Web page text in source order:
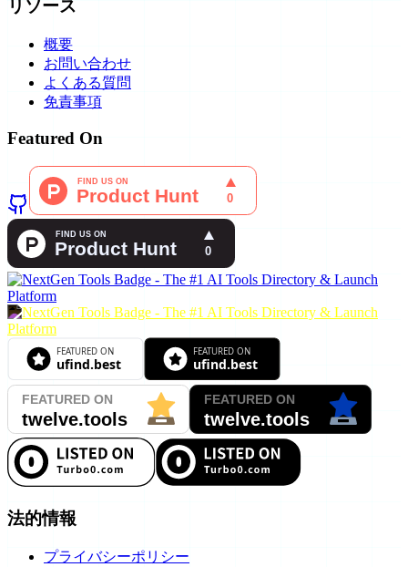
リソース
概要
お問い合わせ
よくある質問
免責事項
Featured On
法的情報
プライバシーポリシー